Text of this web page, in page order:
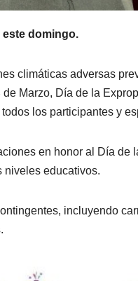
este domingo.
climáticas adversas
Marzo, Día de la
los participantes y
en honor al Día de
niveles educativos.
incluyendo